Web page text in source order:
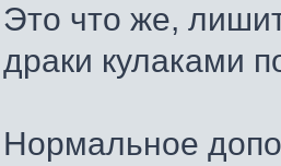
Это что же,
драки кулаками
Нормальное